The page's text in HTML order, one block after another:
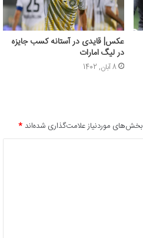
عکس‌| قایدی در آستانه کسب جایزه
در لیگ امارات
8 آبان, 1402
بخش‌های موردنیاز علامت‌گذاری شده‌اند*